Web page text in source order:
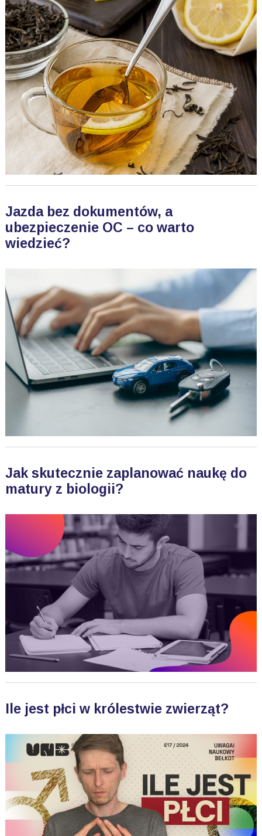
Jazda bez dokumentów, a
ubezpieczenie OC – co warto
wiedzieć?
Jak skutecznie zaplanować naukę do
matury z biologii?
Ile jest płci w królestwie zwierząt?